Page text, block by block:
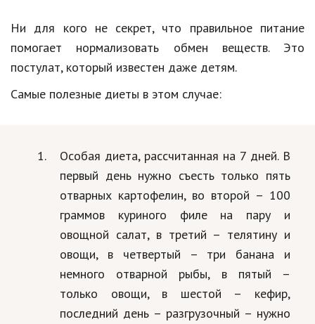
Ни для кого не секрет, что правильное питание
помогает нормализовать обмен веществ. Это
постулат, который известен даже детям.
Самые полезные диеты в этом случае:
Особая диета, рассчитанная на 7 дней. В
первый день нужно съесть только пять
отварных картофелин, во второй – 100
граммов куриного филе на пару и
овощной салат, в третий – телятину и
овощи, в четвертый – три банана и
немного отварной рыбы, в пятый –
только овощи, в шестой – кефир,
последний день – разгрузочный – нужно